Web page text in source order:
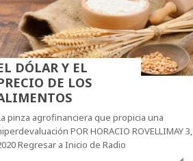
DÓLAR Y EL
DE LOS
pinza agrofinanciera que propicia una
POR HORACIO ROVELLIMAY 3,
Regresar a Inicio de Radio